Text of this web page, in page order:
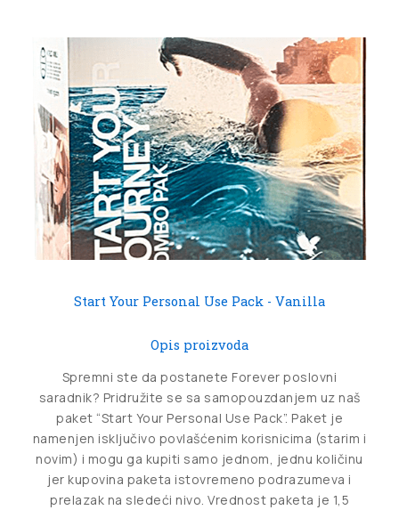
Start Your Personal Use Pack - Vanilla
Opis proizvoda
Spremni ste da postanete Forever poslovni
saradnik? Pridružite se sa samopouzdanjem uz naš
paket “Start Your Personal Use Pack”. Paket je
namenjen isključivo povlašćenim korisnicima (starim i
novim) i mogu ga kupiti samo jednom, jednu količinu
jer kupovina paketa istovremeno podrazumeva i
prelazak na sledeći nivo. Vrednost paketa je 1,5